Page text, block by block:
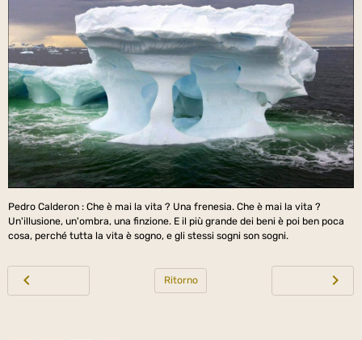
Pedro Calderon : Che è mai la vita ? Una frenesia. Che è mai la vita ?
Un'illusione, un'ombra, una finzione. E il più grande dei beni è poi ben poca
cosa, perché tutta la vita è sogno, e gli stessi sogni son sogni.
Ritorno